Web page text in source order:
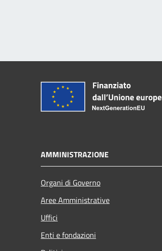
AMMINISTRAZIONE
Organi di Governo
Aree Amministrative
Uffici
Enti e fondazioni